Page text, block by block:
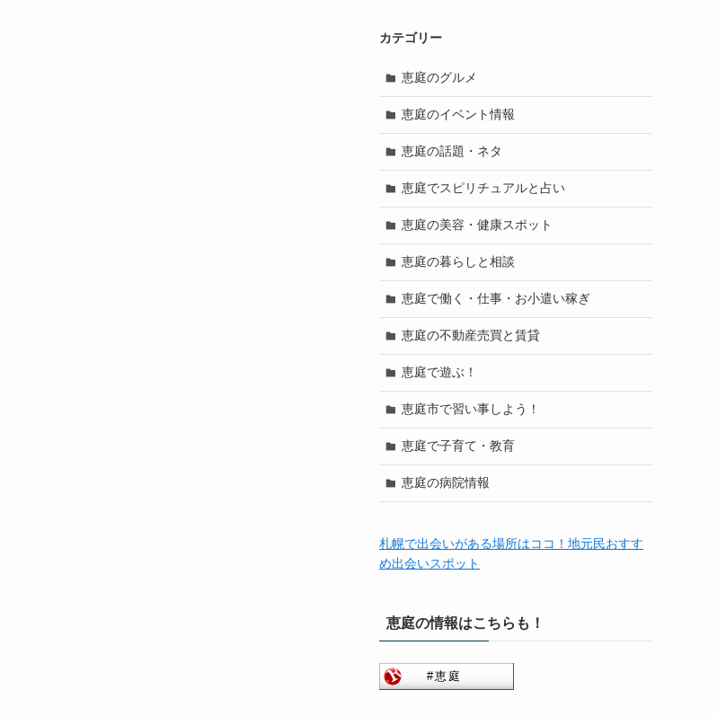
カテゴリー
恵庭のグルメ
恵庭のイベント情報
恵庭の話題・ネタ
恵庭でスピリチュアルと占い
恵庭の美容・健康スポット
恵庭の暮らしと相談
恵庭で働く・仕事・お小遣い稼ぎ
恵庭の不動産売買と賃貸
恵庭で遊ぶ！
恵庭市で習い事しよう！
恵庭で子育て・教育
恵庭の病院情報
札幌で出会いがある場所はココ！地元民おすす
め出会いスポット
恵庭の情報はこちらも！